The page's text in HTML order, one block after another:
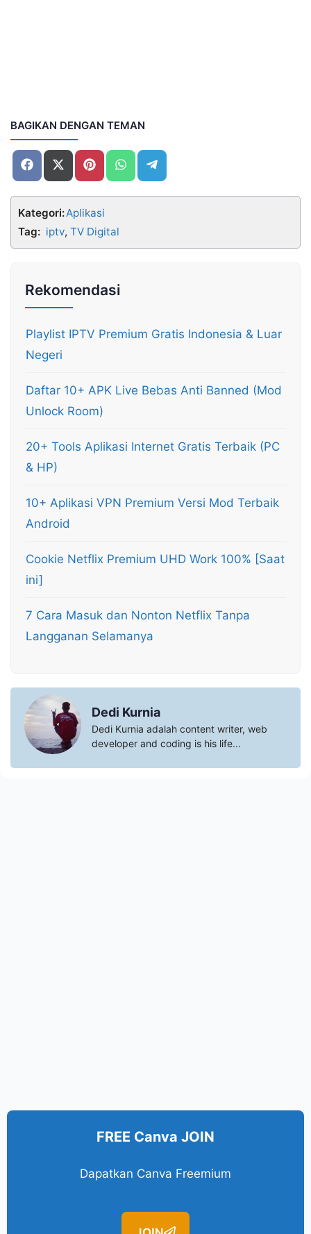
BAGIKAN DENGAN TEMAN
Share
on
Share
on
(Twitter)
Share
on
Share
on
on
Kategori:Aplikasi
Tag: iptv, TV Digital
Rekomendasi
Playlist IPTV Premium Gratis Indonesia & Luar
Negeri
Daftar 10+ APK Live Bebas Anti Banned (Mod
Unlock Room)
20+ Tools Aplikasi Internet Gratis Terbaik (PC
& HP)
10+ Aplikasi VPN Premium Versi Mod Terbaik
Android
Cookie Netflix Premium UHD Work 100% [Saat
ini]
7 Cara Masuk dan Nonton Netflix Tanpa
Langganan Selamanya
Dedi Kurnia
Dedi Kurnia adalah content writer, web
developer and coding is his life...
FREE Canva JOIN
Dapatkan Canva Freemium